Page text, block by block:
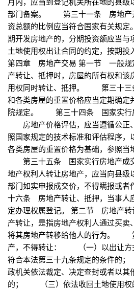
部门备案。 第三十一条 房地产
资总额的比例应当符合国家有关
期开发房地产的，分期投资额应当与
土地使用权出让合同的约定，按期投
第四章 房地产交易 第一节 一
产转让、抵押时，房屋的所有权和该
用权同时转让、抵押。 第三十三
和各类房屋的重置价格应当定期确定
院规定。 第三十四条 国家实行房
房地产价格评估，应当遵循公正
照国家规定的技术标准和评估程序，
各类房屋的重置价格为基础，参照当
第三十五条 国家实行房地产
地产权利人转让房地产，应当向县级
部门如实申报成交价，不得瞒报
十六条 房地产转让、抵押，当事人
定办理权属登记。 第二节 房地
产转让，是指房地产权利人通过买卖
将其房地产转移给他人的行为。
产，不得转让： （一）以出让方
符合本法第三十九条规定的条件
政机关依法裁定、决定查封或者以其
的； （三）依法收回土地使用